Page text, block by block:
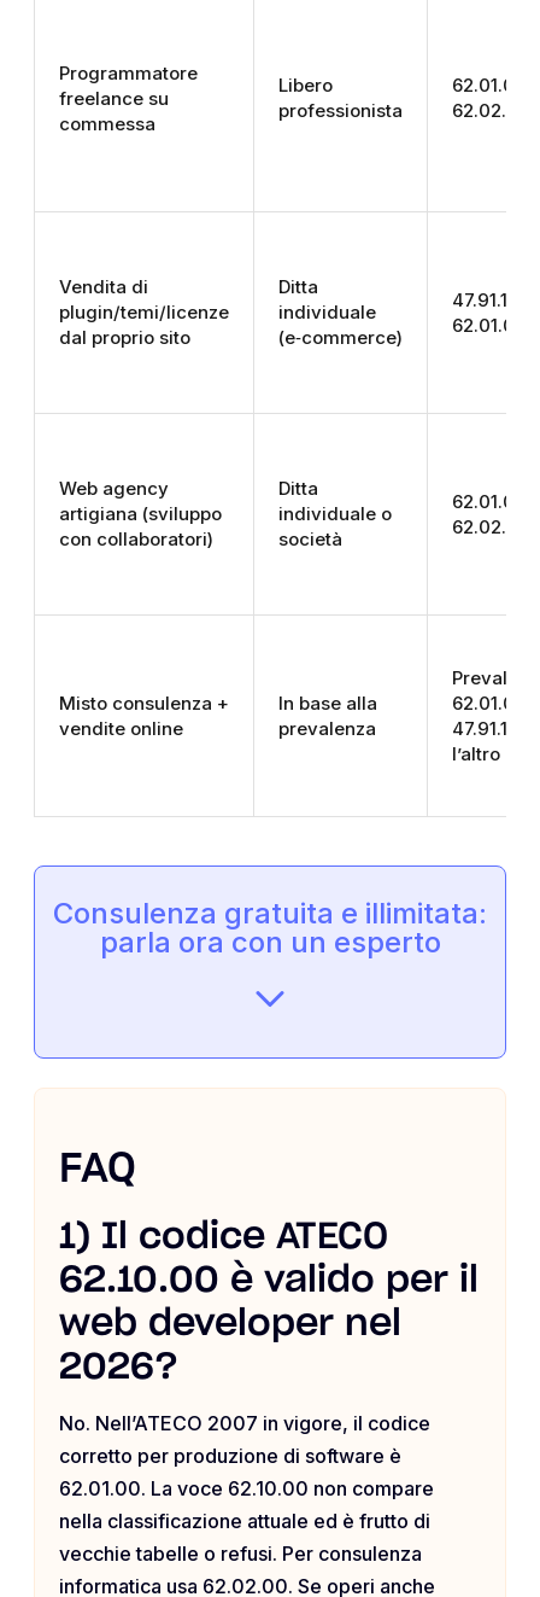
Programmatore
freelance su
commessa
Libero
professionista
62.01.00
62.02.00
Vendita di
plugin/temi/licenze
dal proprio sito
Ditta
individuale
(e‑commerce)
47.91.10
62.01.00
Web agency
artigiana (sviluppo
con collaboratori)
Ditta
individuale o
società
62.01.00;
62.02.00
Misto consulenza +
vendite online
In base alla
prevalenza
47.91.10;
l’altro
Consulenza gratuita e illimitata:
parla ora con un esperto
FAQ
1) Il codice ATECO
62.10.00 è valido per il
web developer nel
2026?
No. Nell’ATECO 2007 in vigore, il codice
corretto per produzione di software è
62.01.00. La voce 62.10.00 non compare
nella classificazione attuale ed è frutto di
vecchie tabelle o refusi. Per consulenza
informatica usa 62.02.00. Se operi anche